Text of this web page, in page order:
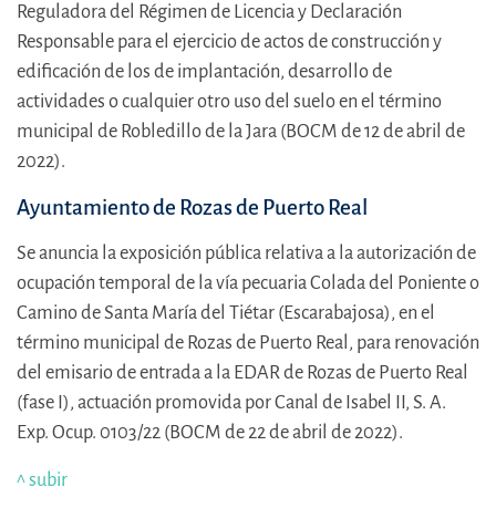
Reguladora del Régimen de Licencia y Declaración
Responsable para el ejercicio de actos de construcción y
edificación de los de implantación, desarrollo de
actividades o cualquier otro uso del suelo en el término
municipal de Robledillo de la Jara (BOCM de 12 de abril de
2022).
Ayuntamiento de Rozas de Puerto Real
Se anuncia la exposición pública relativa a la autorización de
ocupación temporal de la vía pecuaria Colada del Poniente o
Camino de Santa María del Tiétar (Escarabajosa), en el
término municipal de Rozas de Puerto Real, para renovación
del emisario de entrada a la EDAR de Rozas de Puerto Real
(fase I), actuación promovida por Canal de Isabel II, S. A.
Exp. Ocup. 0103/22 (BOCM de 22 de abril de 2022).
^ subir